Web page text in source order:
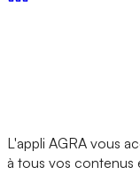
L'appli AGRA vous
à tous vos contenus